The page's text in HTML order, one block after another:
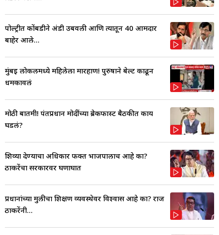
पोल्ट्रीत कोंबडीने अंडी उबवली आणि त्यातून 40 आमदार
बाहेर आले...
मुंबई लोकलमध्ये महिलेला मारहाण! पुरुषाने बेल्ट काढून
धमकावलं
मोठी बातमी! पंतप्रधान मोदींच्या ब्रेकफास्ट बैठकीत काय
घडलं?
शिव्या देण्याचा अधिकार फक्त भाजपालाच आहे का?
ठाकरेंचा सरकारवर घणाघात
प्रधानांच्या मुलीचा शिक्षण व्यवस्थेवर विश्वास आहे का? राज
ठाकरेंनी...